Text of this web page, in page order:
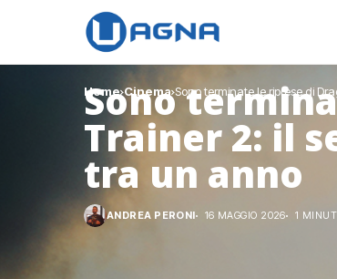
Home Cinema Sono terminate le riprese di
Sono
Trainer 2: il
tra un anno
ANDREA PERONI 16 MAGGIO 2026 1